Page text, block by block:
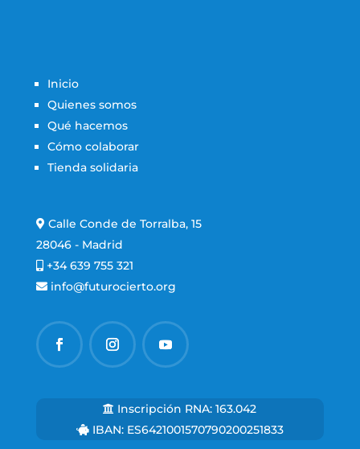
Inicio
Quienes somos
Qué hacemos
Cómo colaborar
Tienda solidaria
Calle Conde de Torralba, 15
28046 - Madrid
+34 639 755 321
info@futurocierto.org
​Inscripción RNA: 163.042
IBAN: ES6421001570790200251833